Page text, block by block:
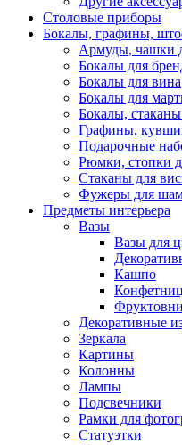
Столовые приборы
Бокалы, графины,
Армуды, чашки
Бокалы для
Бокалы для вина
Бокалы для
Бокалы,
Графины,
Подарочные
Рюмки, стопки
Стаканы для
Фужеры для
Предметы интерьера
Вазы
Вазы для
Кашпо
Декоративные
Зеркала
Картины
Колонны
Лампы
Подсвечники
Рамки для
Статуэтки